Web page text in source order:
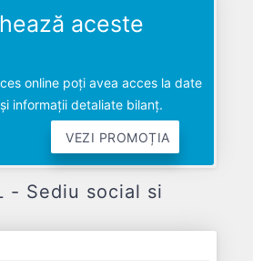
aceste
online poți avea acces la date
informații detaliate bilanț.
VEZI PROMOȚIA
- Sediu social si